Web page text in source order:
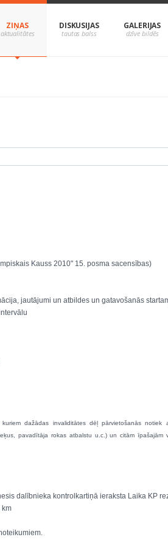
ZIŅAS DISKUSIJAS GALERIJAS
Kauss 2010" 15. posma sacensības)
jautājumi un atbildes un gatavošanās
dažādas invaliditātes dēļ pārvietošanās
pavadītāja rokas atbalstu u.c.) un citām
dalībnieka kontrolkartiņā ieraksta Laika KP
km